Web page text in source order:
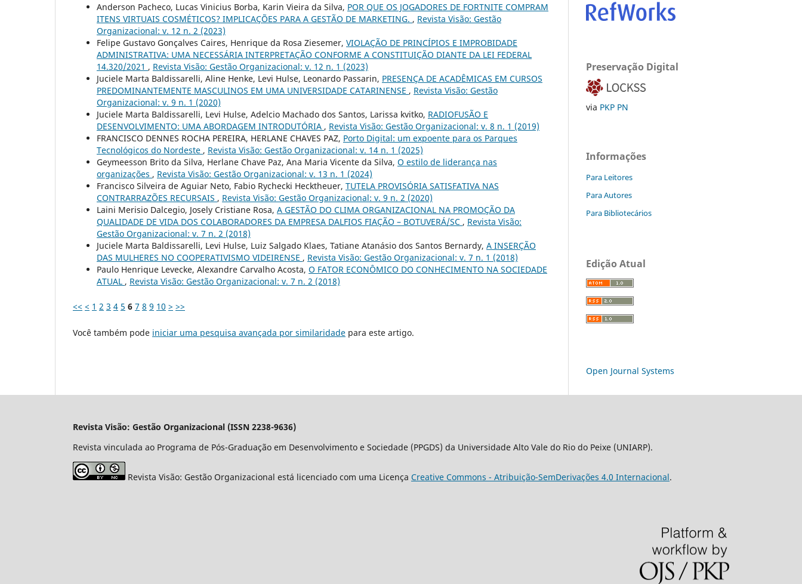
Anderson Pacheco, Lucas Vinicius Borba, Karin Vieira da Silva, POR QUE OS JOGADORES DE FORTNITE COMPRAM
ITENS VIRTUAIS COSMÉTICOS? IMPLICAÇÕES PARA A GESTÃO DE MARKETING. , Revista Visão: Gestão
Organizacional: v. 12 n. 2 (2023)
Felipe Gustavo Gonçalves Caires, Henrique da Rosa Ziesemer, VIOLAÇÃO DE PRINCÍPIOS E IMPROBIDADE
ADMINISTRATIVA: UMA NECESSÁRIA INTERPRETAÇÃO CONFORME A CONSTITUIÇÃO DIANTE DA LEI FEDERAL
14.320/2021 , Revista Visão: Gestão Organizacional: v. 12 n. 1 (2023)
Juciele Marta Baldissarelli, Aline Henke, Levi Hulse, Leonardo Passarin, PRESENÇA DE ACADÊMICAS EM CURSOS
PREDOMINANTEMENTE MASCULINOS EM UMA UNIVERSIDADE CATARINENSE , Revista Visão: Gestão
Organizacional: v. 9 n. 1 (2020)
Juciele Marta Baldissarelli, Levi Hulse, Adelcio Machado dos Santos, Larissa kvitko, RADIOFUSÃO E
DESENVOLVIMENTO: UMA ABORDAGEM INTRODUTÓRIA , Revista Visão: Gestão Organizacional: v. 8 n. 1 (2019)
FRANCISCO DENNES ROCHA PEREIRA, HERLANE CHAVES PAZ, Porto Digital: um expoente para os Parques
Tecnológicos do Nordeste , Revista Visão: Gestão Organizacional: v. 14 n. 1 (2025)
Geymeesson Brito da Silva, Herlane Chave Paz, Ana Maria Vicente da Silva, O estilo de liderança nas
organizações , Revista Visão: Gestão Organizacional: v. 13 n. 1 (2024)
Francisco Silveira de Aguiar Neto, Fabio Rychecki Hecktheuer, TUTELA PROVISÓRIA SATISFATIVA NAS
CONTRARRAZÕES RECURSAIS , Revista Visão: Gestão Organizacional: v. 9 n. 2 (2020)
Laini Merisio Dalcegio, Josely Cristiane Rosa, A GESTÃO DO CLIMA ORGANIZACIONAL NA PROMOÇÃO DA
QUALIDADE DE VIDA DOS COLABORADORES DA EMPRESA DALFIOS FIAÇÃO – BOTUVERÁ/SC , Revista Visão:
Gestão Organizacional: v. 7 n. 2 (2018)
Juciele Marta Baldissarelli, Levi Hulse, Luiz Salgado Klaes, Tatiane Atanásio dos Santos Bernardy, A INSERÇÃO
DAS MULHERES NO COOPERATIVISMO VIDEIRENSE , Revista Visão: Gestão Organizacional: v. 7 n. 1 (2018)
Paulo Henrique Levecke, Alexandre Carvalho Acosta, O FATOR ECONÔMICO DO CONHECIMENTO NA SOCIEDADE
ATUAL , Revista Visão: Gestão Organizacional: v. 7 n. 2 (2018)
<< < 1 2 3 4 5 6 7 8 9 10 > >>
Você também pode iniciar uma pesquisa avançada por similaridade para este artigo.
Preservação Digital
via PKP PN
Informações
Para Leitores
Para Autores
Para Bibliotecários
Edição Atual
Open Journal Systems
Revista Visão: Gestão Organizacional (ISSN 2238-9636)
Revista vinculada ao Programa de Pós-Graduação em Desenvolvimento e Sociedade (PPGDS) da Universidade Alto Vale do Rio do Peixe (UNIARP).
Revista Visão: Gestão Organizacional está licenciado com uma Licença Creative Commons - Atribuição-SemDerivações 4.0 Internacional.